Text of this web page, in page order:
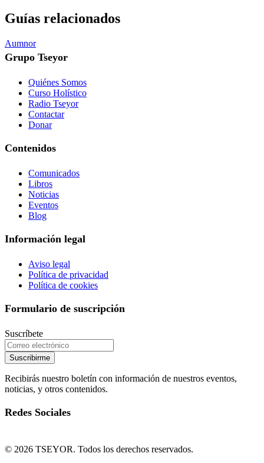
Guías relacionados
Aumnor
Grupo Tseyor
Quiénes Somos
Curso Holístico
Radio Tseyor
Contactar
Donar
Contenidos
Comunicados
Libros
Noticias
Eventos
Blog
Información legal
Aviso legal
Política de privacidad
Política de cookies
Formulario de suscripción
Suscríbete
Suscribirme
Recibirás nuestro boletín con información de nuestros eventos,
noticias, y otros contenidos.
Redes Sociales
© 2026 TSEYOR. Todos los derechos reservados.